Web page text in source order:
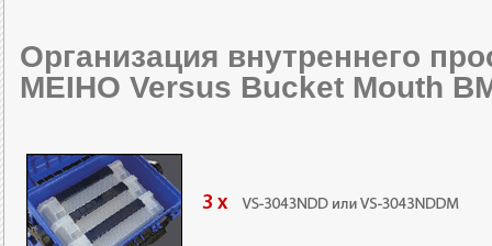
Организация внутреннего
MEIHO Versus Bucket Mouth